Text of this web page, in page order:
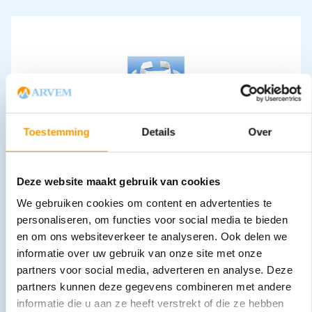
Toestemming Details Over
Deze website maakt gebruik van cookies
We gebruiken cookies om content en advertenties te
personaliseren, om functies voor social media te bieden
en om ons websiteverkeer te analyseren. Ook delen we
informatie over uw gebruik van onze site met onze
partners voor social media, adverteren en analyse. Deze
partners kunnen deze gegevens combineren met andere
informatie die u aan ze heeft verstrekt of die ze hebben
Neusverband NOBARHINAL
€9,81 – €13,08 incl. btw
Opties bekijken
Leverbaar